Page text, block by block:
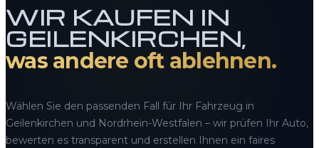
WIR KAUFEN IN
GEILENKIRCHEN,
was andere oft ablehnen.
Wählen Sie den passenden Fall für Ihr Fahrzeug in
Geilenkirchen und Nordrhein-Westfalen – wir prüfen Ihr Auto,
bewerten es transparent und erstellen Ihnen ein faires